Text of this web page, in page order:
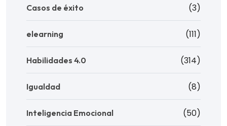
Casos de éxito (3)
elearning (111)
Habilidades 4.0 (314)
Igualdad (8)
Inteligencia Emocional (50)